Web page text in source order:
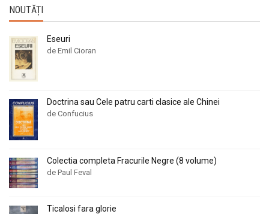
NOUTĂȚI
Eseuri
de Emil Cioran
Doctrina sau Cele patru carti clasice ale Chinei
de Confucius
Colectia completa Fracurile Negre (8 volume)
de Paul Feval
Ticalosi fara glorie